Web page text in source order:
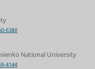
638X
National University
4144